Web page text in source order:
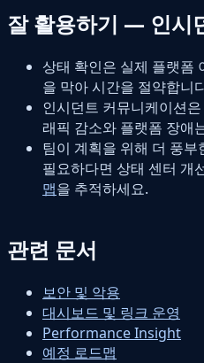
잘 활용하기 — 인시
상태 확인은 실제 플랫폼
을 막아 시간을 절약합니
인시던트 커뮤니케이션
래픽 감소와 플랫폼 장애
팀이 계획을 위해 더 풍
필요하다면 상태 센터 개
맵을 추적하세요.
관련 문서
보안 및 악용
대시보드 및 링크 운영
Performance Insight
예정 로드맵